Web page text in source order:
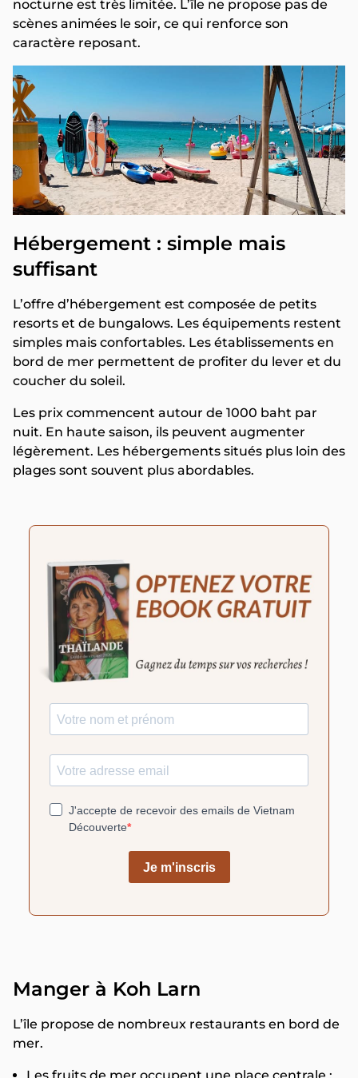
nocturne est très limitée. L’île ne propose pas de
scènes animées le soir, ce qui renforce son
caractère reposant.
Hébergement : simple mais
suffisant
L’offre d’hébergement est composée de petits
resorts et de bungalows. Les équipements restent
simples mais confortables. Les établissements en
bord de mer permettent de profiter du lever et du
coucher du soleil.
Les prix commencent autour de 1000 baht par
nuit. En haute saison, ils peuvent augmenter
légèrement. Les hébergements situés plus loin des
plages sont souvent plus abordables.
Manger à Koh Larn
L’île propose de nombreux restaurants en bord de
mer.